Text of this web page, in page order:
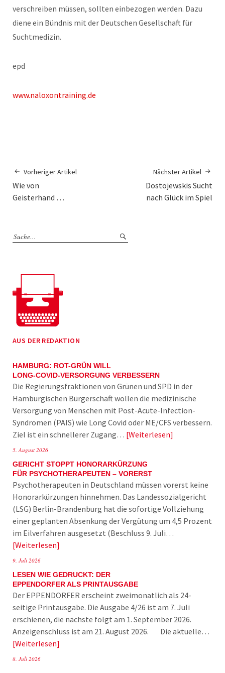
verschreiben müssen, sollten einbezogen werden. Dazu
diene ein Bündnis mit der Deutschen Gesellschaft für
Suchtmedizin.
epd
www.naloxontraining.de
Vorheriger Artikel
Wie von
Geisterhand …
Nächster Artikel
Dostojewskis Sucht
nach Glück im Spiel
AUS DER REDAKTION
HAMBURG: ROT-GRÜN WILL
LONG-COVID-VERSORGUNG VERBESSERN
Die Regierungsfraktionen von Grünen und SPD in der
Hamburgischen Bürgerschaft wollen die medizinische
Versorgung von Menschen mit Post-Acute-Infection-
Syndromen (PAIS) wie Long Covid oder ME/CFS verbessern.
Ziel ist ein schnellerer Zugang… Weiterlesen
5. August 2026
GERICHT STOPPT HONORARKÜRZUNG
FÜR PSYCHOTHERAPEUTEN – VORERST
Psychotherapeuten in Deutschland müssen vorerst keine
Honorarkürzungen hinnehmen. Das Landessozialgericht
(LSG) Berlin-Brandenburg hat die sofortige Vollziehung
einer geplanten Absenkung der Vergütung um 4,5 Prozent
im Eilverfahren ausgesetzt (Beschluss 9. Juli…
Weiterlesen
9. Juli 2026
LESEN WIE GEDRUCKT: DER
EPPENDORFER ALS PRINTAUSGABE
Der EPPENDORFER erscheint zweimonatlich als 24-
seitige Printausgabe. Die Ausgabe 4/26 ist am 7. Juli
erschienen, die nächste folgt am 1. September 2026.
Anzeigenschluss ist am 21. August 2026. Die aktuelle…
Weiterlesen
8. Juli 2026